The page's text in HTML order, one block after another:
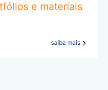
e materiais
saiba mais